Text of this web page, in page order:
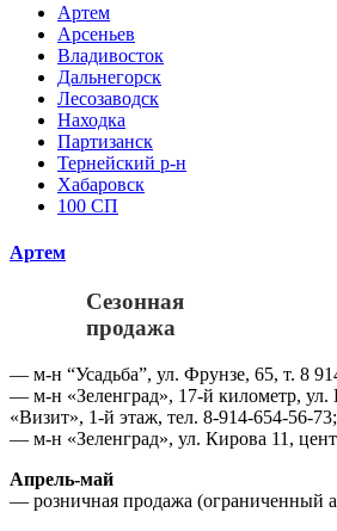
Артем
Арсеньев
Владивосток
Дальнегорск
Лесозаводск
Находка
Партизанск
Тернейский р-н
Хабаровск
100 СП
Артем
Сезонная
продажа
— м-н “Усадьба”, ул. Фрунзе, 65, т. 8
— м-н «Зеленград», 17-й километр,
«Визит», 1-й этаж, тел. 8-914-654-56-73;
— м-н «Зеленград», ул. Кирова 11,
Апрель-май
— розничная продажа (ограниченный